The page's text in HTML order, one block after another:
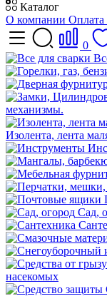
Каталог
О компании Оплата
0
механизмы.
Изолента, лента
Сад,
насекомых